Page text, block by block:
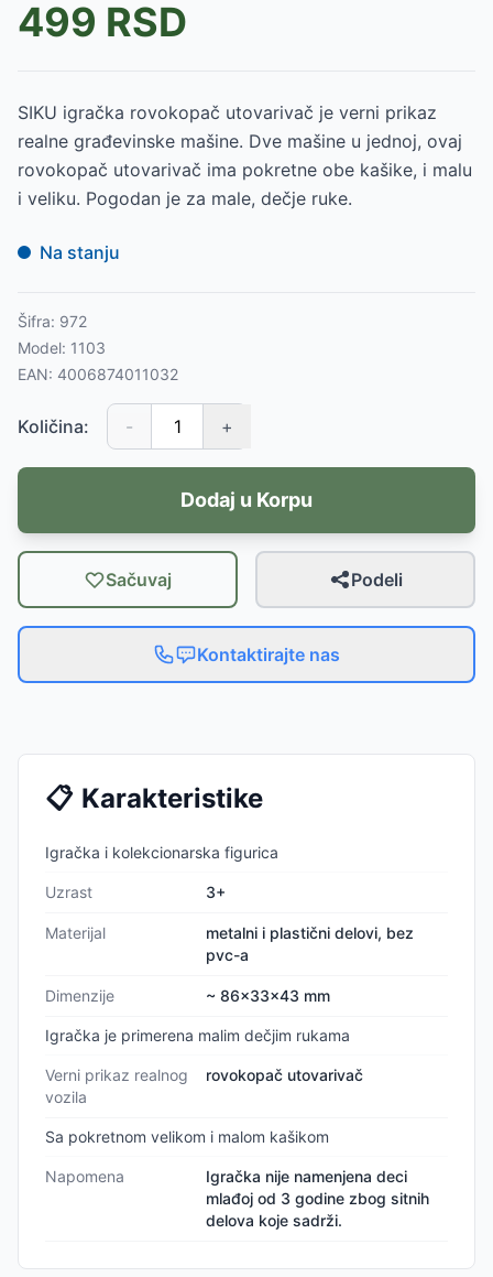
499 RSD
SIKU igračka rovokopač utovarivač je verni prikaz
realne građevinske mašine. Dve mašine u jednoj, ovaj
rovokopač utovarivač ima pokretne obe kašike, i malu
i veliku. Pogodan je za male, dečje ruke.
Na stanju
Šifra: 972
Model: 1103
EAN: 4006874011032
Količina: - +
Dodaj u Korpu
Sačuvaj Podeli
Kontaktirajte nas
📋 Karakteristike
Igračka i kolekcionarska figurica
Uzrast 3+
Materijal
metalni i plastični delovi, bez
pvc-a
Dimenzije ~ 86x33x43 mm
Igračka je primerena malim dečjim rukama
Verni prikaz realnog
vozila
rovokopač utovarivač
Sa pokretnom velikom i malom kašikom
Napomena
Igračka nije namenjena deci
mlađoj od 3 godine zbog sitnih
delova koje sadrži.